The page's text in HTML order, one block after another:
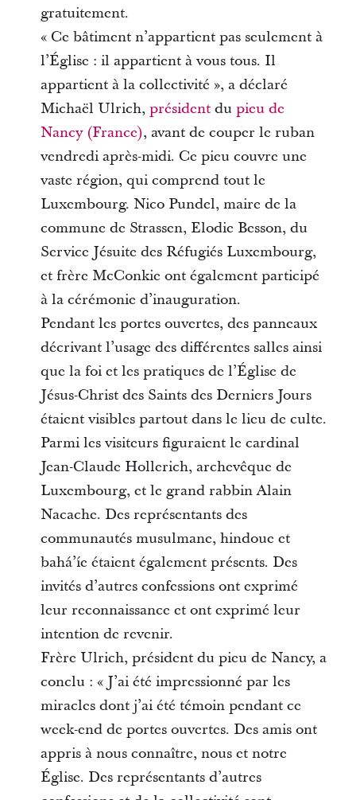
gratuitement.
« Ce bâtiment n’appartient pas seulement à
l’Église : il appartient à vous tous. Il
appartient à la collectivité », a déclaré
Michaël Ulrich, présidentdu pieu de
Nancy (France), avant de couper le ruban
vendredi après-midi. Ce pieu couvre une
vaste région, qui comprend tout le
Luxembourg. Nico Pundel, maire de la
commune de Strassen, Elodie Besson, du
Service Jésuite des Réfugiés Luxembourg,
et frère McConkie ont également participé
à la cérémonie d’inauguration.
Pendant les portes ouvertes, des panneaux
décrivant l’usage des différentes salles ainsi
que la foi et les pratiques de l’Église de
Jésus-Christ des Saints des Derniers Jours
étaient visibles partout dans le lieu de culte.
Parmi les visiteurs figuraient le cardinal
Jean-Claude Hollerich, archevêque de
Luxembourg, et le grand rabbin Alain
Nacache. Des représentants des
communautés musulmane, hindoue et
bahá’íe étaient également présents. Des
invités d’autres confessions ont exprimé
leur reconnaissance et ont exprimé leur
intention de revenir.
Frère Ulrich, président du pieu de Nancy, a
conclu : « J’ai été impressionné par les
miracles dont j’ai été témoin pendant ce
week-end de portes ouvertes. Des amis ont
appris à nous connaître, nous et notre
Église. Des représentants d’autres